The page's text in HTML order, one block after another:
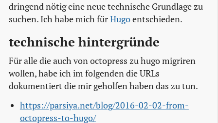
dringend nötig eine neue technische Grundlage zu
suchen. Ich habe mich fürHugoentschieden.
technische hintergründe
Für alle die auch von octopress zu hugo migriren
wollen, habe ich im folgenden die URLs
dokumentiert die mir geholfen haben das zu tun.
https://parsiya.net/blog/2016-02-02-from-
octopress-to-hugo/